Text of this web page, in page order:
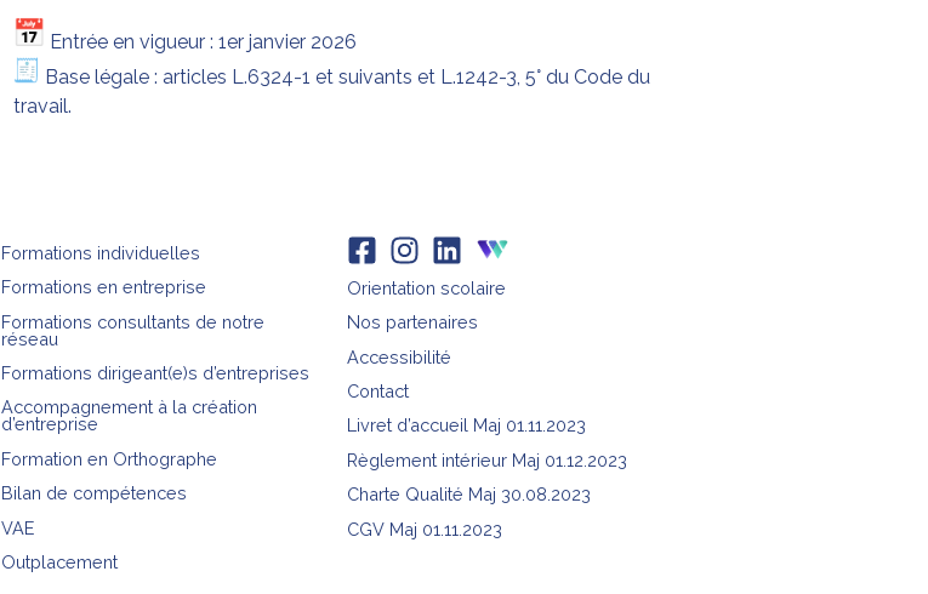
Entrée en vigueur : 1er janvier 2026
Base légale : articles L.6324-1 et suivants et L.1242-3, 5° du Code du
travail.
Formations individuelles
Formations en entreprise
Formations consultants de notre
réseau
Formations dirigeant(e)s d’entreprises
Accompagnement à la création
d’entreprise
Formation en Orthographe
Bilan de compétences
VAE
Outplacement
Orientation scolaire
Nos partenaires
Accessibilité
Contact
Livret d’accueil Maj 01.11.2023
Règlement intérieur Maj 01.12.2023
Charte Qualité Maj 30.08.2023
CGV Maj 01.11.2023